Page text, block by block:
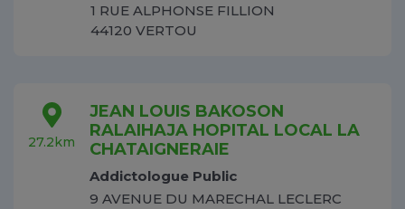
1 RUE ALPHONSE FILLION
44120 VERTOU
27.2km
JEAN LOUIS BAKOSON
RALAIHAJA HOPITAL LOCAL LA
CHATAIGNERAIE
Addictologue Public
9 AVENUE DU MARECHAL LECLERC